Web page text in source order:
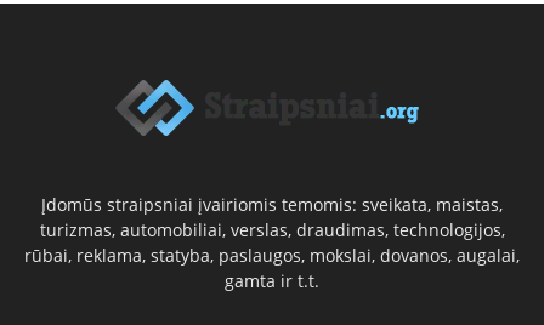
Įdomūs straipsniai įvairiomis temomis: sveikata, maistas,
turizmas, automobiliai, verslas, draudimas, technologijos,
rūbai, reklama, statyba, paslaugos, mokslai, dovanos, augalai,
gamta ir t.t.